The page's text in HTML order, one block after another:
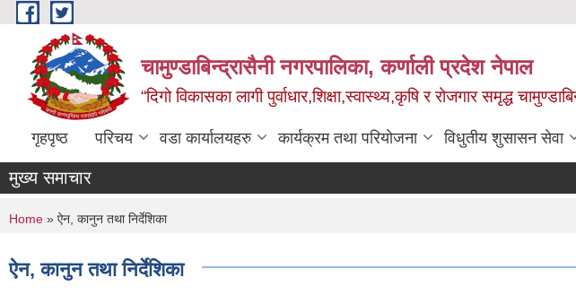
Skip to main content
चामुण्डाबिन्द्रासैनी नगरपालिका, कर्णाली प्रदेश नेपाल
“दिगो विकासका लागी पुर्वाधार,शिक्षा,स्वास्थ्य,कृषि र रोजगार समृद्ध
गृहपृष्ठ परिचय वडा कार्यालयहरु कार्यक्रम तथा परियोजना विधुतीय शुसासन सेवा
मुख्य समाचार
You are here
Home » ऐन, कानुन तथा निर्देशिका
ऐन, कानुन तथा निर्देशिका